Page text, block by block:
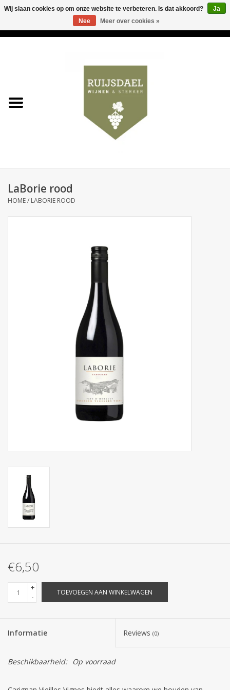
& sterker
Contact
LaBorie rood
HOME/ LABORIE ROOD
€6,50
+
-
TOEVOEGEN AAN WINKELWAGEN
Informatie Reviews (0)
Beschikbaarheid: Op voorraad
Wij slaan cookies op om onze website te verbeteren. Is dat akkoord?
Ja
Nee
Meer over cookies »